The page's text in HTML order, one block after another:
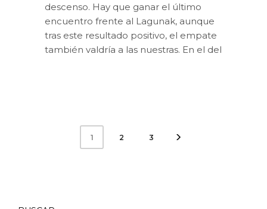
descenso. Hay que ganar el último
encuentro frente al Lagunak, aunque
tras este resultado positivo, el empate
también valdría a las nuestras. En el del
1 2 3